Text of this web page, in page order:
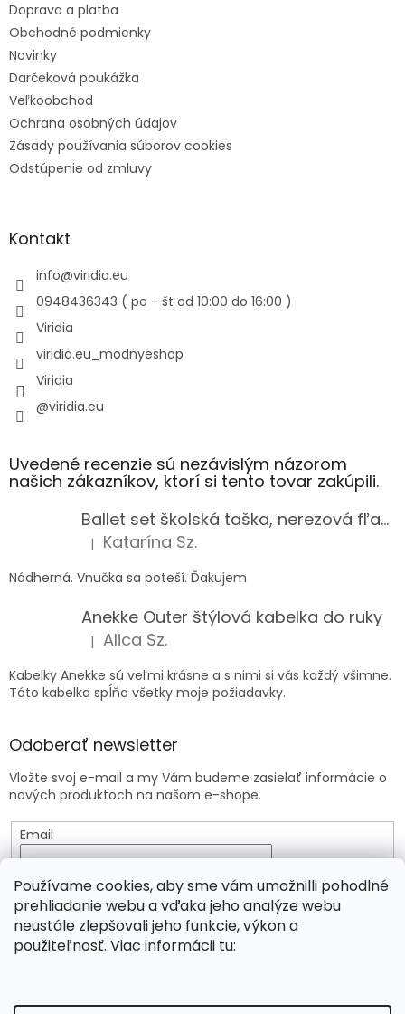
Používame cookies, aby sme vám umožnilli pohodlné
prehliadanie webu a vďaka jeho analýze webu
neustále zlepšovali jeho funkcie, výkon a
použiteľnosť. Viac informácii tu:
Doprava a platba
Obchodné podmienky
Novinky
Darčeková poukážka
Veľkoobchod
Ochrana osobných údajov
Zásady používania súborov cookies
Odstúpenie od zmluvy
Kontakt
info@viridia.eu
0948436343 ( po - št od 10:00 do 16:00 )
Viridia
viridia.eu_modnyeshop
Viridia
@viridia.eu
Uvedené recenzie sú nezávislým názorom
našich zákazníkov, ktorí si tento tovar zakúpili.
Ballet set školská taška, nerezová fľaša a plný peračník s motívom baletky pre dievča
Hodnotenie produktu je 5 z 5 hviezdičiek.
| Katarína Sz.
Nádherná. Vnučka sa poteší. Ďakujem
Anekke Outer štýlová kabelka do ruky
Hodnotenie produktu je 5 z 5 hviezdičiek.
| Alica Sz.
Kabelky Anekke sú veľmi krásne a s nimi si vás každý všimne.
Táto kabelka spĺňa všetky moje požiadavky.
Odoberať newsletter
Vložte svoj e-mail a my Vám budeme zasielať informácie o
nových produktoch na našom e-shope.
Email
osobných údajov
PRIHLÁSIŤ SA